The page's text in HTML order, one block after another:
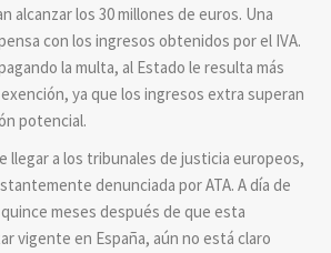
alcanzar los 30 millones de euros. Una
con los ingresos obtenidos por el IVA.
la multa, al Estado le resulta más
ya que los ingresos extra superan
potencial.
llegar a los tribunales de justicia europeos,
denunciada por ATA. A día de
meses después de que esta
vigente en España, aún no está claro